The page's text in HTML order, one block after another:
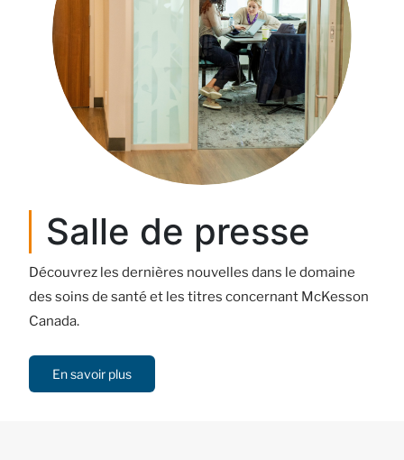
Salle de presse
Découvrez les dernières nouvelles dans le domaine
des soins de santé et les titres concernant McKesson
Canada.
En savoir plus